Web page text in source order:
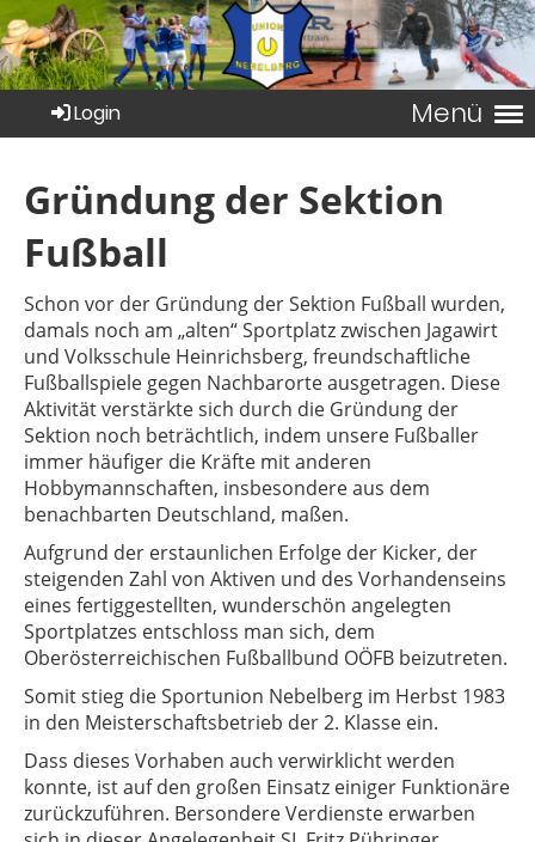
Menü
Login
Gründung der Sektion
Fußball
Schon vor der Gründung der Sektion Fußball wurden,
damals noch am „alten“ Sportplatz zwischen Jagawirt
und Volksschule Heinrichsberg, freundschaftliche
Fußballspiele gegen Nachbarorte ausgetragen. Diese
Aktivität verstärkte sich durch die Gründung der
Sektion noch beträchtlich, indem unsere Fußballer
immer häufiger die Kräfte mit anderen
Hobbymannschaften, insbesondere aus dem
benachbarten Deutschland, maßen.
Aufgrund der erstaunlichen Erfolge der Kicker, der
steigenden Zahl von Aktiven und des Vorhandenseins
eines fertiggestellten, wunderschön angelegten
Sportplatzes entschloss man sich, dem
Oberösterreichischen Fußballbund OÖFB beizutreten.
Somit stieg die Sportunion Nebelberg im Herbst 1983
in den Meisterschaftsbetrieb der 2. Klasse ein.
Dass dieses Vorhaben auch verwirklicht werden
konnte, ist auf den großen Einsatz einiger Funktionäre
zurückzuführen. Bersondere Verdienste erwarben